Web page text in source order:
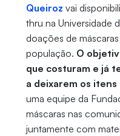
Queiroz vai
thru na Universidade
doações de
população. O
que costuram e já
a deixarem os
uma equipe da
máscaras nas
juntamente com